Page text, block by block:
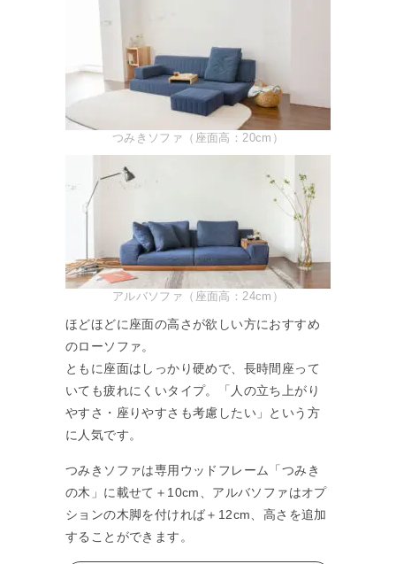
つみきソファ（座面高：20cm）
アルバソファ（座面高：24cm）
ほどほどに座面の高さが欲しい方におすすめ
のローソファ。
ともに座面はしっかり硬めで、長時間座って
いても疲れにくいタイプ。「人の立ち上がり
やすさ・座りやすさも考慮したい」という方
に人気です。
つみきソファは専用ウッドフレーム「つみき
の木」に載せて＋10cm、アルバソファはオプ
ションの木脚を付ければ＋12cm、高さを追加
することができます。